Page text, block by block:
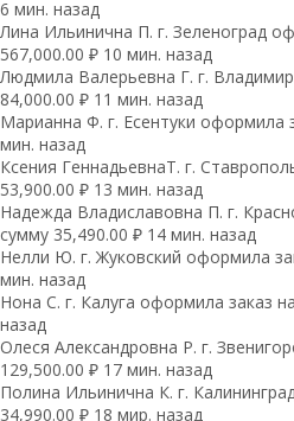
6 мин. назад
Лина Ильинична П. г. Зеленоград
567,000.00 ₽ 10 мин. назад
Людмила Валерьевна Г. г.
84,000.00 ₽ 11 мин. назад
Марианна Ф. г. Есентуки оформила
мин. назад
Ксения ГеннадьевнаТ. г.
53,900.00 ₽ 13 мин. назад
Надежда Владиславовна П. г.
сумму 35,490.00 ₽ 14 мин. назад
Нелли Ю. г. Жуковский оформила
мин. назад
Нона С. г. Калуга оформила заказ
назад
Олеся Александровна Р. г.
129,500.00 ₽ 17 мин. назад
Полина Ильинична К. г.
34,990.00 ₽ 18 мир. назад